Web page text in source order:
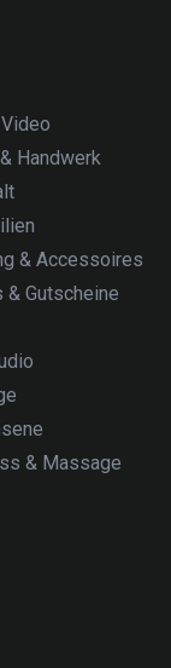
Handwerk
& Accessoires
& Gutscheine
& Massage